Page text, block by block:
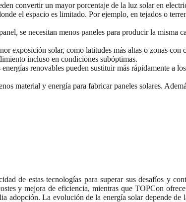
convertir un mayor porcentaje de la luz solar en
el espacio es limitado. Por ejemplo, en tejados o
se necesitan menos paneles para producir la misma
exposición solar, como latitudes más altas o zonas con
incluso en condiciones subóptimas.
renovables pueden sustituir más rápidamente a
material y energía para fabricar paneles solares.
de estas tecnologías para superar sus desafíos y
y mejora de eficiencia, mientras que TOPCon
La evolución de la energía solar depende de